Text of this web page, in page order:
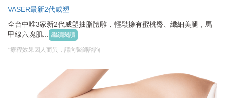
VASER最新2代威塑
全台中唯3家新2代威塑抽脂體雕，輕鬆擁有蜜桃臀、纖細美腿，馬
甲線六塊肌... 繼續閱讀
*療程效果因人而異，請向醫師諮詢